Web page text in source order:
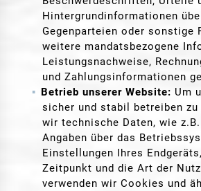
Hintergrundinformationen
Gegenparteien oder sonstige
weitere mandatsbezogene
Leistungsnachweise,
und Zahlungsinformationen
Betrieb unserer Website: Um
sicher und stabil betreiben zu
wir technische Daten, wie
Angaben über das
Einstellungen Ihres
Zeitpunkt und die Art der
verwenden wir Cookies und